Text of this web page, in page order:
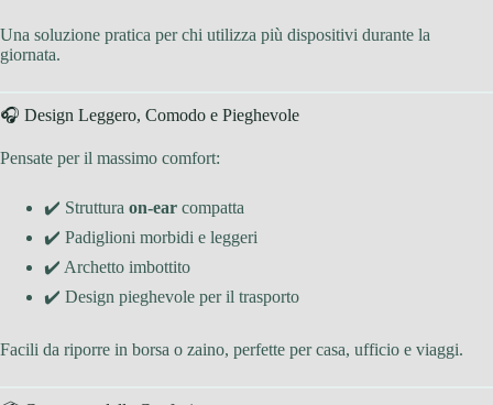
Una soluzione pratica per chi utilizza più dispositivi durante la
giornata.
🎧 Design Leggero, Comodo e Pieghevole
Pensate per il massimo comfort:
✔️ Struttura on-ear compatta
✔️ Padiglioni morbidi e leggeri
✔️ Archetto imbottito
✔️ Design pieghevole per il trasporto
Facili da riporre in borsa o zaino, perfette per casa, ufficio e viaggi.